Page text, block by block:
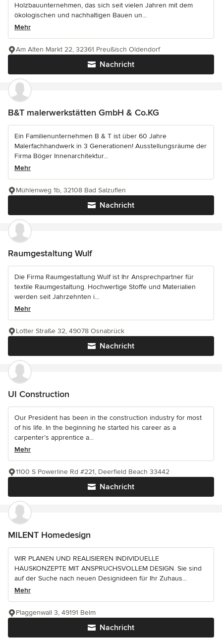
Holzbauunternehmen, das sich seit vielen Jahren mit dem
ökologischen und nachhaltigen Bauen un...
Mehr
Nachricht
Am Alten Markt 22, 32361 Preußisch Oldendorf
B&T malerwerkstätten GmbH & Co.KG
Ein Familienunternehmen B & T ist über 60 Jahre
Malerfachhandwerk in 3 Generationen! Ausstellungsräume der
Firma Böger Innenarchitektur...
Mehr
Nachricht
Mühlenweg 1b, 32108 Bad Salzuflen
Raumgestaltung Wulf
Die Firma Raumgestaltung Wulf ist Ihr Ansprechpartner für
textile Raumgestaltung. Hochwertige Stoffe und Materialien
werden seit Jahrzehnten i...
Mehr
Nachricht
Lotter Straße 32, 49078 Osnabrück
UI Construction
Our President has been in the construction industry for most
of his life. In the beginning he started his career as a
carpenter’s apprentice a...
Mehr
Nachricht
1100 S Powerline Rd #221, Deerfield Beach 33442
MILENT Homedesign
WIR PLANEN UND REALISIEREN INDIVIDUELLE
HAUSKONZEPTE MIT ANSPRUCHSVOLLEM DESIGN. Sie sind
auf der Suche nach neuen Designideen für Ihr Zuhaus...
Mehr
Nachricht
Plaggenwall 3, 49191 Belm